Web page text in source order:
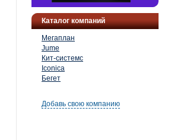
Каталог компаний
Мегаплан
Jume
Кит-системс
Iconica
Бегет
Добавь свою компанию